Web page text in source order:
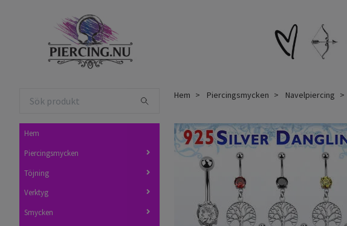
Hem
Piercingsmycken
Töjning
Verktyg
Smycken
Hem Piercingsmycken Navelpiercing